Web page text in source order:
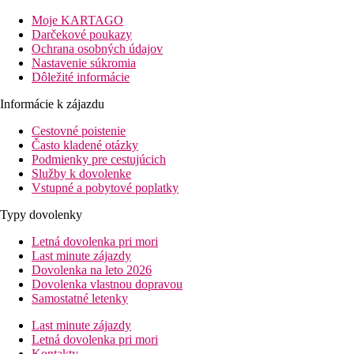
svetlým pieskom a tyrkysovo modrým Stredozemným morom.
Nachádza sa neďaleko mesta El Alamein, v oblasti zvanej Sidi
Abdel Rahman. Rezort odporúčame všetkým, ktorí hľadajú
kombináciu oddychu a pohodlia v krásnom prostredí.
Vzdialenosť
pláž: 0 m od pláže
letisko: 23 km El Alamein a letisko Marsa Matrouh cca
145km
nákupné možnosti: 0 m od hotela
Popis izby
Dvojlôžková izba, Anex
klimatizácia
telefón
satelitná televízia
Wi-Fi (zdarma)
minibar (zdarma)
kávový a čajový set
kúpeľňa/WC (sušič vlasov)
trezor
balkón alebo terasa
ubytovanie sa nachádza vo vedľajšej budove ďalej od
Moje KARTAGO
Darčekové poukazy
Ochrana osobných údajov
Nastavenie súkromia
Dôležité informácie
Informácie k zájazdu
Cestovné poistenie
Často kladené otázky
Podmienky pre cestujúcich
Služby k dovolenke
Vstupné a pobytové poplatky
Typy dovolenky
Letná dovolenka pri mori
Last minute zájazdy
Dovolenka na leto 2026
Dovolenka vlastnou dopravou
Samostatné letenky
Last minute zájazdy
Letná dovolenka pri mori